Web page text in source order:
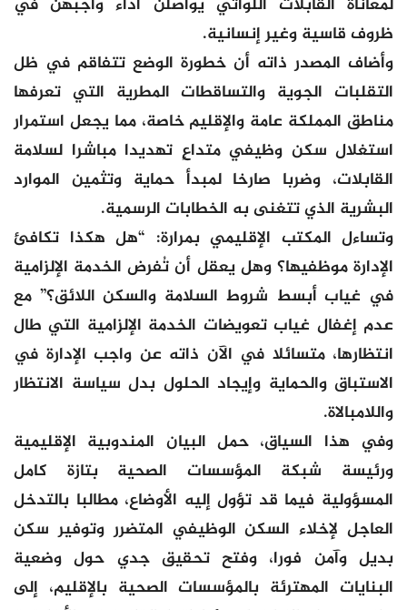
ظروف قاسية وغير إنسانية.
وأضاف المصدر ذاته أن خطورة الوضع تتفاقم في ظل
التقلبات الجوية والتساقطات المطرية التي تعرفها
مناطق المملكة عامة والإقليم خاصة، مما يجعل استمرار
استغلال سكن وظيفي متداعٍ تهديدا مباشرا لسلامة
القابلات، وضربا صارخا لمبدأ حماية وتثمين الموارد
البشرية الذي تتغنى به الخطابات الرسمية.
وتساءل المكتب الإقليمي بمرارة: “هل هكذا تكافئ
الإدارة موظفيها؟ وهل يعقل أن تُفرض الخدمة الإلزامية
في غياب أبسط شروط السلامة والسكن اللائق؟” مع
عدم إغفال غياب تعويضات الخدمة الإلزامية التي طال
انتظارها، متسائلا في الآن ذاته عن واجب الإدارة في
الاستباق والحماية وإيجاد الحلول بدل سياسة الانتظار
واللامبالاة.
وفي هذا السياق، حمل البيان المندوبية الإقليمية
ورئيسة شبكة المؤسسات الصحية بتازة كامل
المسؤولية فيما قد تؤول إليه الأوضاع، مطالبا بالتدخل
العاجل لإخلاء السكن الوظيفي المتضرر وتوفير سكن
بديل وآمن فورا، وفتح تحقيق جدي حول وضعية
البنايات المهترئة بالمؤسسات الصحية بالإقليم، إلى